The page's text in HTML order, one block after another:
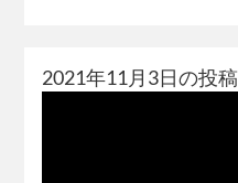
2021年11月3日の投稿